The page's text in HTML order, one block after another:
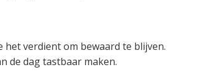
verdient om bewaard te blijven.
de dag tastbaar maken.